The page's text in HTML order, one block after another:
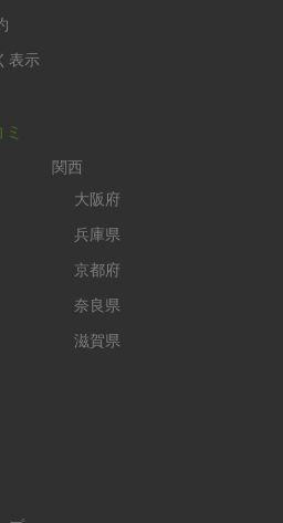
表示
関西
大阪府
兵庫県
京都府
奈良県
滋賀県